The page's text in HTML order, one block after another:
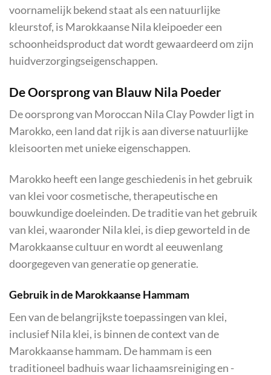
voornamelijk bekend staat als een natuurlijke
kleurstof, is Marokkaanse Nila kleipoeder een
schoonheidsproduct dat wordt gewaardeerd om zijn
huidverzorgingseigenschappen.
De Oorsprong van Blauw Nila Poeder
De oorsprong van Moroccan Nila Clay Powder ligt in
Marokko, een land dat rijk is aan diverse natuurlijke
kleisoorten met unieke eigenschappen.
Marokko heeft een lange geschiedenis in het gebruik
van klei voor cosmetische, therapeutische en
bouwkundige doeleinden. De traditie van het gebruik
van klei, waaronder Nila klei, is diep geworteld in de
Marokkaanse cultuur en wordt al eeuwenlang
doorgegeven van generatie op generatie.
Gebruik in de Marokkaanse Hammam
Een van de belangrijkste toepassingen van klei,
inclusief Nila klei, is binnen de context van de
Marokkaanse hammam. De hammam is een
traditioneel badhuis waar lichaamsreiniging en -